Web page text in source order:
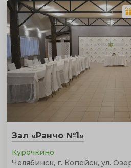
Зал «Ранчо №1»
Курочкино
Челябинск, г. Копейск, ул.